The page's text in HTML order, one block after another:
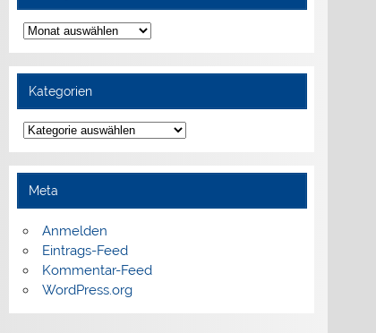
Beitrags-
Archiv
Kategorien
Kategorien
Meta
Anmelden
Eintrags-Feed
Kommentar-Feed
WordPress.org